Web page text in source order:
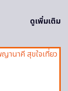
ดูเพิ่มเติม